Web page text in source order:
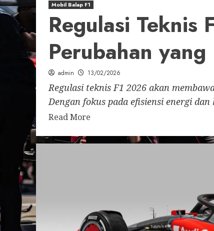
Mobil Balap F1
Regulasi Teknis
Perubahan
admin 13/02/2026
Regulasi teknis F1 2026 akan
Dengan fokus pada efisiensi energi
Read More